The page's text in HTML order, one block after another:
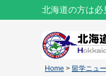
北海道の方は必
Home > 留学ニュ